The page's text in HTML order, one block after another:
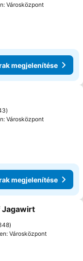
Városközpont
megjelenítése
a kedvencekhez
Városközpont
megjelenítése
a kedvencekhez
Jagawirt
Városközpont